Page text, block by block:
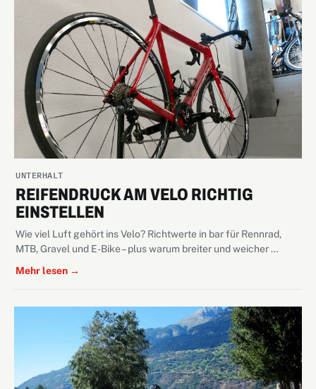
UNTERHALT
REIFENDRUCK AM VELO RICHTIG
EINSTELLEN
Wie viel Luft gehört ins Velo? Richtwerte in bar für Rennrad,
MTB, Gravel und E-Bike – plus warum breiter und weicher …
Mehr lesen →